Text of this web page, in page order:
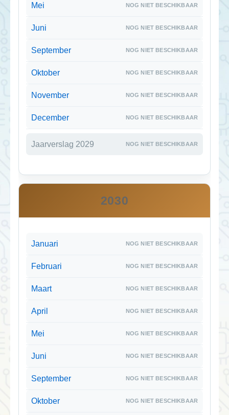
Mei
Juni
September
Oktober
November
December
Jaarverslag 2029
2030
Januari
Februari
Maart
April
Mei
Juni
September
Oktober